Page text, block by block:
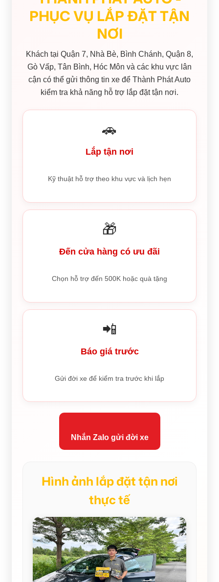
PHỤC VỤ LẮP ĐẶT TẬN
NƠI
Khách tại Quận 7, Nhà Bè, Bình Chánh, Quận 8,
Gò Vấp, Tân Bình, Hóc Môn và các khu vực lân
cận có thể gửi thông tin xe để Thành Phát Auto
kiểm tra khả năng hỗ trợ lắp đặt tận nơi.
🚗
Lắp tận nơi
Kỹ thuật hỗ trợ theo khu vực và lịch hẹn
🎁
Đến cửa hàng có ưu đãi
Chọn hỗ trợ đến 500K hoặc quà tặng
📲
Báo giá trước
Gửi đời xe để kiểm tra trước khi lắp
Nhắn Zalo gửi đời xe
Hình ảnh lắp đặt tận nơi
thực tế